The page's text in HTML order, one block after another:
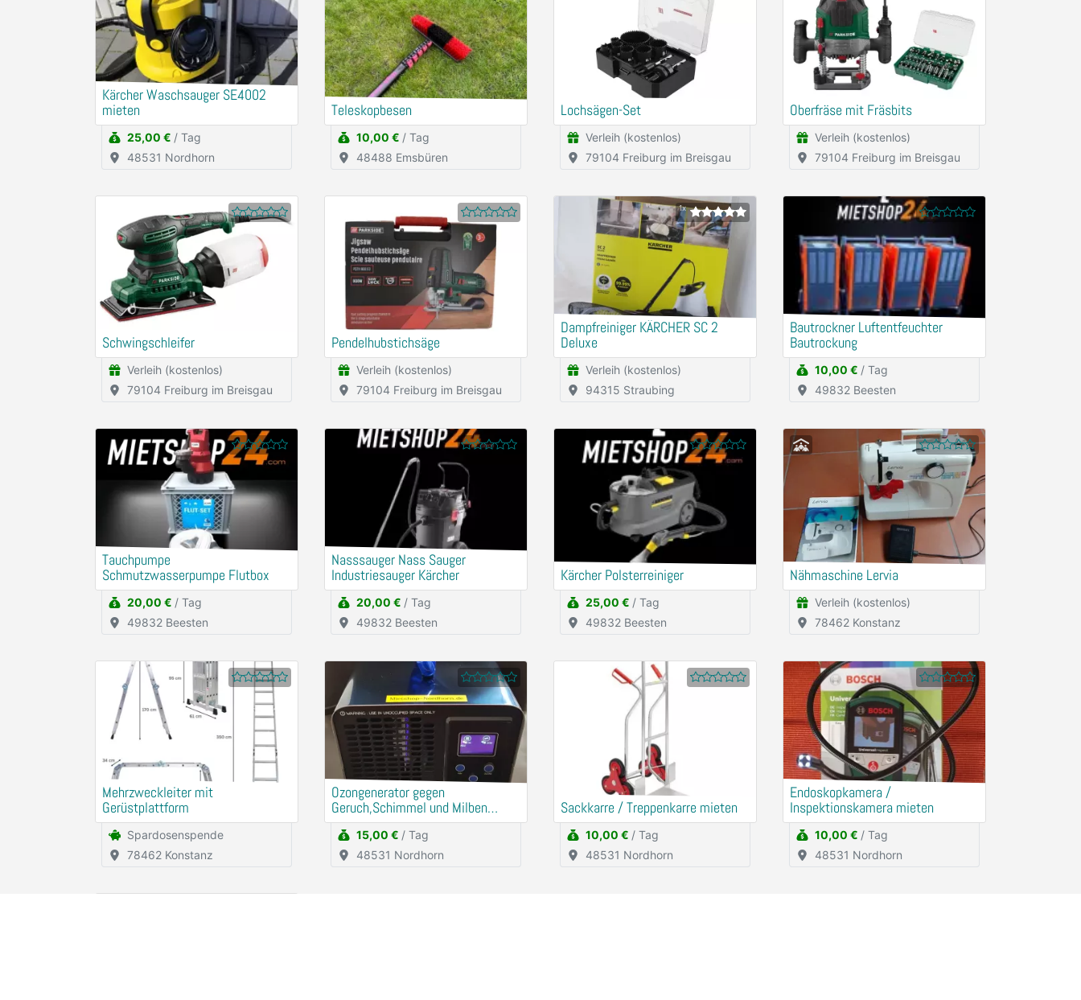
Kärcher Waschsauger SE4002
mieten
25,00 € / Tag
48531 Nordhorn
Teleskopbesen
10,00 € / Tag
48488 Emsbüren
Lochsägen-Set
Verleih (kostenlos)
79104 Freiburg im Breisgau
Oberfräse mit Fräsbits
Verleih (kostenlos)
79104 Freiburg im Breisgau
Schwingschleifer
Verleih (kostenlos)
79104 Freiburg im Breisgau
Pendelhubstichsäge
Verleih (kostenlos)
79104 Freiburg im Breisgau
1x
Dampfreiniger KÄRCHER SC 2
Deluxe
Verleih (kostenlos)
94315 Straubing
Bautrockner Luftentfeuchter
Bautrockung
10,00 € / Tag
49832 Beesten
Tauchpumpe
Schmutzwasserpumpe Flutbox
20,00 € / Tag
49832 Beesten
Nasssauger Nass Sauger
Industriesauger Kärcher
20,00 € / Tag
49832 Beesten
Kärcher Polsterreiniger
25,00 € / Tag
49832 Beesten
Nähmaschine Lervia
Verleih (kostenlos)
78462 Konstanz
Mehrzweckleiter mit
Gerüstplattform
Spardosenspende
78462 Konstanz
Ozongenerator gegen
Geruch,Schimmel und Milben
mieten
15,00 € / Tag
48531 Nordhorn
Sackkarre / Treppenkarre mieten
10,00 € / Tag
48531 Nordhorn
Endoskopkamera /
Inspektionskamera mieten
10,00 € / Tag
48531 Nordhorn